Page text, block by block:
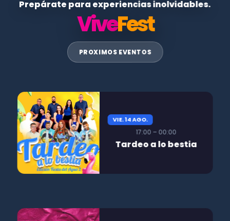
Prepárate para experiencias inolvidables.
ViveFest
PROXIMOS EVENTOS
VIE. 14 AGO.
17:00 – 00:00
Tardeo a lo bestia